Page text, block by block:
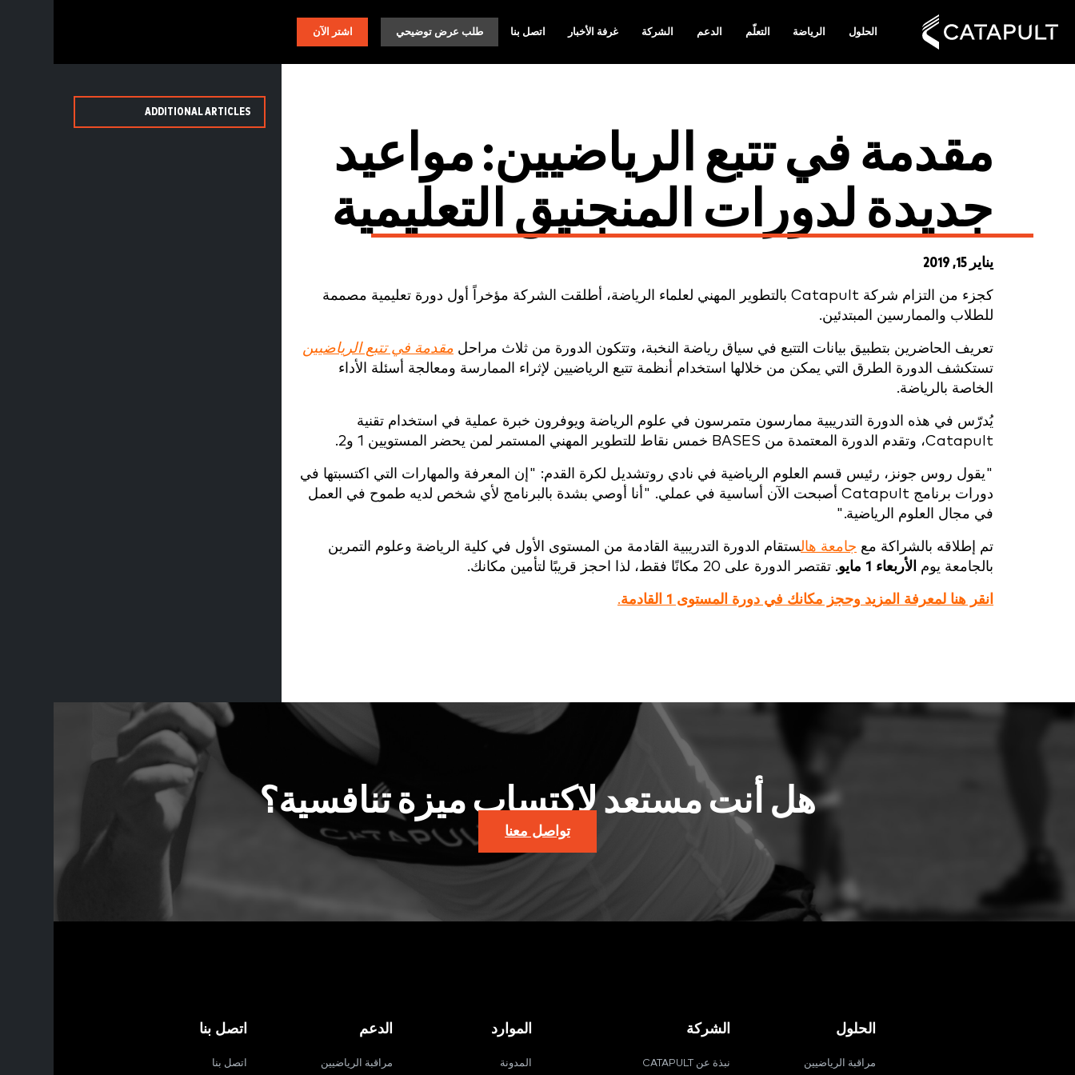
الحلول الرياضة التعلّم الدعم الشركة غرفة الأخبار اتصل بنا طلب عرض توضيحي اشتر الآن
مقدمة في تتبع الرياضيين: مواعيد
جديدة لدورات المنجنيق التعليمية
يناير 15, 2019
كجزء من التزام شركة Catapult بالتطوير المهني لعلماء الرياضة، أطلقت الشركة مؤخراً أول دورة تعليمية مصممة
للطلاب والممارسين المبتدئين.
تعريف الحاضرين بتطبيق بيانات التتبع في سياق رياضة النخبة، وتتكون الدورة من ثلاث مراحل مقدمة في تتبع الرياضيين
تستكشف الدورة الطرق التي يمكن من خلالها استخدام أنظمة تتبع الرياضيين لإثراء الممارسة ومعالجة أسئلة الأداء
الخاصة بالرياضة.
يُدرّس في هذه الدورة التدريبية ممارسون متمرسون في علوم الرياضة ويوفرون خبرة عملية في استخدام تقنية
Catapult، وتقدم الدورة المعتمدة من BASES خمس نقاط للتطوير المهني المستمر لمن يحضر المستويين 1 و2.
"يقول روس جونز، رئيس قسم العلوم الرياضية في نادي روتشديل لكرة القدم: "إن المعرفة والمهارات التي اكتسبتها في
دورات برنامج Catapult أصبحت الآن أساسية في عملي. "أنا أوصي بشدة بالبرنامج لأي شخص لديه طموح في العمل
في مجال العلوم الرياضية."
تم إطلاقه بالشراكة مع جامعة هالستقام الدورة التدريبية القادمة من المستوى الأول في كلية الرياضة وعلوم التمرين
بالجامعة يوم الأربعاء 1 مايو . تقتصر الدورة على 20 مكانًا فقط، لذا احجز قريبًا لتأمين مكانك.
انقر هنا لمعرفة المزيد وحجز مكانك في دورة المستوى 1 القادمة .
ADDITIONAL ARTICLES
هل أنت مستعد لاكتساب ميزة تنافسية؟
تواصل معنا
الحلول
مراقبة الرياضيين
الشركة
نبذة عن CATAPULT
الموارد
المدونة
الدعم
مراقبة الرياضيين
اتصل بنا
اتصل بنا